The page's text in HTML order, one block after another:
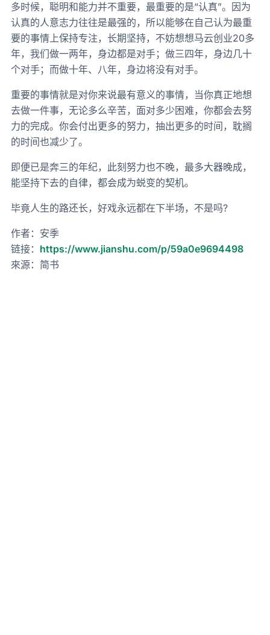
多时候，聪明和能力并不重要，最重要的是“认真”。因为
认真的人意志力往往是最强的，所以能够在自己认为最重
要的事情上保持专注，长期坚持，不妨想想马云创业20多
年，我们做一两年，身边都是对手；做三四年，身边几十
个对手；而做十年、八年，身边将没有对手。
重要的事情就是对你来说最有意义的事情，当你真正地想
去做一件事，无论多么辛苦，面对多少困难，你都会去努
力的完成。你会付出更多的努力，抽出更多的时间，耽搁
的时间也减少了。
即便已是奔三的年纪，此刻努力也不晚，最多大器晚成，
能坚持下去的自律，都会成为蜕变的契机。
毕竟人生的路还长，好戏永远都在下半场，不是吗?
作者：安季
链接： https://www.jianshu.com/p/59a0e9694498
來源：简书